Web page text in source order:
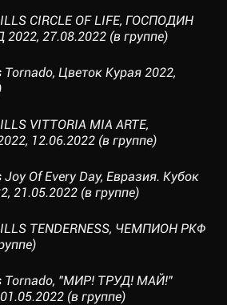
CIRCLE OF LIFE, ГОСПОДИН
27.08.2022 (в группе)
Цветок Курая 2022,
VITTORIA MIA ARTE,
12.06.2022 (в группе)
Of Every Day, Евразия. Кубок
21.05.2022 (в группе)
TENDERNESS, ЧЕМПИОН РКФ
Tornado, "МИР! ТРУД! МАЙ!"
(в группе)